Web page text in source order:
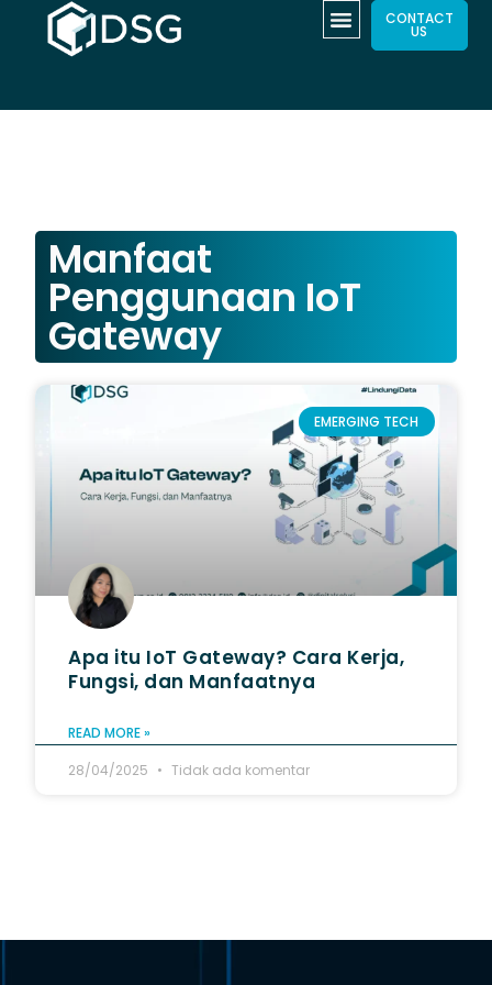
CONTACT
US
Manfaat
Penggunaan IoT
Gateway
EMERGING TECH
Apa itu IoT Gateway? Cara Kerja,
Fungsi, dan Manfaatnya
READ MORE »
28/04/2025
Tidak ada komentar